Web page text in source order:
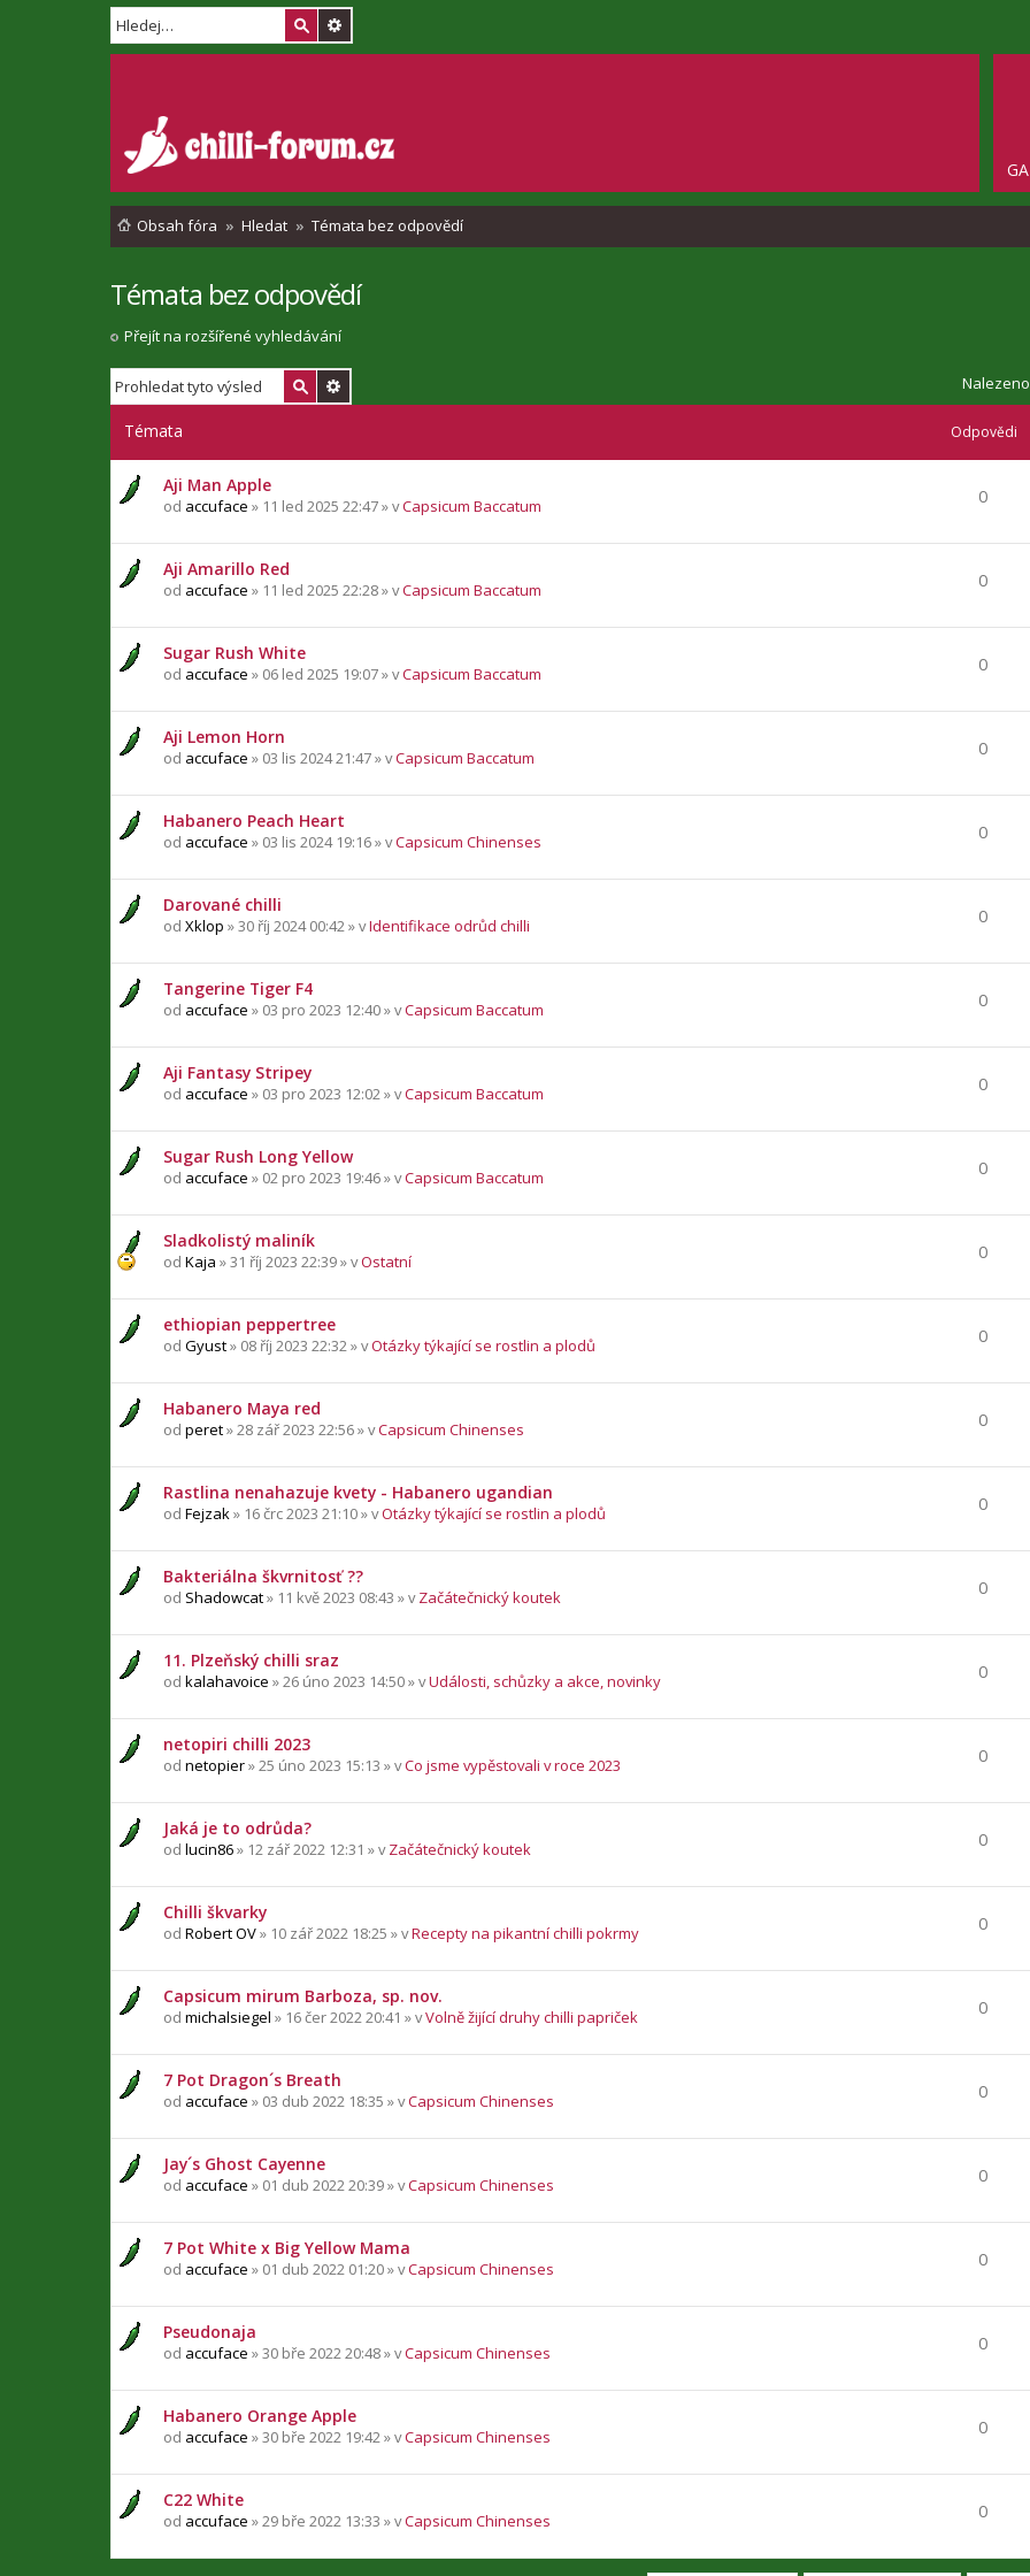
Obsah fóra Hledat Témata bez odpovědí
Témata bez odpovědí
Přejít na rozšířené vyhledávání
Témata Odpovědi
Aji Man Apple
od accuface » 11 led 2025 22:47 » vCapsicum Baccatum 0
Aji Amarillo Red
od accuface » 11 led 2025 22:28 » vCapsicum Baccatum 0
Sugar Rush White
od accuface » 06 led 2025 19:07 » vCapsicum Baccatum 0
Aji Lemon Horn
od accuface » 03 lis 2024 21:47 » vCapsicum Baccatum 0
Habanero Peach Heart
od accuface » 03 lis 2024 19:16 » vCapsicum Chinenses 0
Darované chilli
od Xklop » 30 říj 2024 00:42 » vIdentifikace odrůd chilli 0
Tangerine Tiger F4
od accuface » 03 pro 2023 12:40 » vCapsicum Baccatum 0
Aji Fantasy Stripey
od accuface » 03 pro 2023 12:02 » vCapsicum Baccatum 0
Sugar Rush Long Yellow
od accuface » 02 pro 2023 19:46 » vCapsicum Baccatum 0
Sladkolistý maliník
od Kaja » 31 říj 2023 22:39 » vOstatní 0
ethiopian peppertree
od Gyust» 08 říj 2023 22:32 » vOtázky týkající se rostlin a plodů 0
Habanero Maya red
od peret» 28 zář 2023 22:56 » vCapsicum Chinenses 0
Rastlina nenahazuje kvety - Habanero ugandian
od Fejzak » 16 črc 2023 21:10 » vOtázky týkající se rostlin a plodů 0
Bakteriálna škvrnitosť ??
od Shadowcat» 11 kvě 2023 08:43 » vZačátečnický koutek 0
11. Plzeňský chilli sraz
od kalahavoice » 26 úno 2023 14:50 » vUdálosti, schůzky a akce, novinky 0
netopiri chilli 2023
od netopier» 25 úno 2023 15:13 » vCo jsme vypěstovali v roce 2023 0
Jaká je to odrůda?
od lucin86» 12 zář 2022 12:31 » vZačátečnický koutek 0
Chilli škvarky
od Robert OV» 10 zář 2022 18:25 » vRecepty na pikantní chilli pokrmy 0
Capsicum mirum Barboza, sp. nov.
od michalsiegel » 16 čer 2022 20:41 » vVolně žijící druhy chilli papriček 0
7 Pot Dragon´s Breath
od accuface » 03 dub 2022 18:35 » vCapsicum Chinenses 0
Jay´s Ghost Cayenne
od accuface » 01 dub 2022 20:39 » vCapsicum Chinenses 0
7 Pot White x Big Yellow Mama
od accuface » 01 dub 2022 01:20 » vCapsicum Chinenses 0
Pseudonaja
od accuface » 30 bře 2022 20:48 » vCapsicum Chinenses 0
Habanero Orange Apple
od accuface » 30 bře 2022 19:42 » vCapsicum Chinenses 0
C22 White
od accuface » 29 bře 2022 13:33 » vCapsicum Chinenses 0